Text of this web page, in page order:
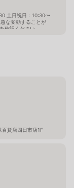
土日祝日：10:30〜
な変動することが
確認ください
貨店四日市店1F